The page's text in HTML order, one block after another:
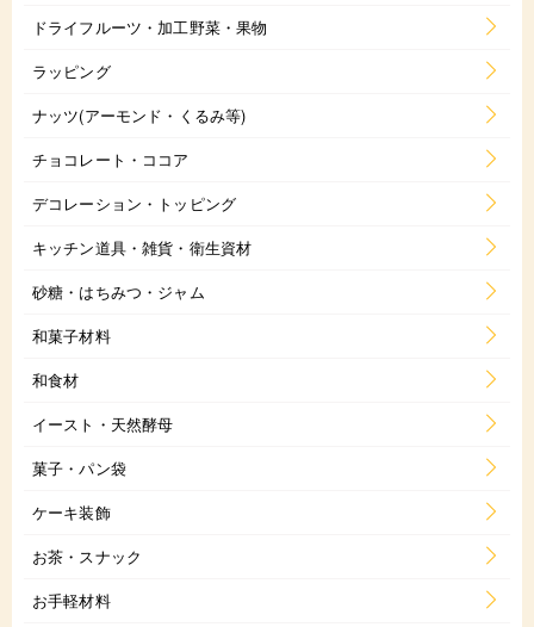
ドライフルーツ・加工野菜・果物
ラッピング
ナッツ(アーモンド・くるみ等)
チョコレート・ココア
デコレーション・トッピング
キッチン道具・雑貨・衛生資材
砂糖・はちみつ・ジャム
和菓子材料
和食材
イースト・天然酵母
菓子・パン袋
ケーキ装飾
お茶・スナック
お手軽材料